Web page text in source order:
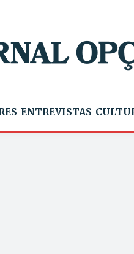
ENTREVISTAS